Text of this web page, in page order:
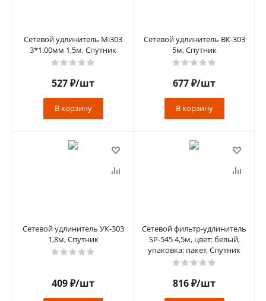
Сетевой удлинитель Mi303
3*1.00мм 1,5м, Спутник
527₽/шт
В корзину
Сетевой удлинитель ВК-303
5м, Спутник
677₽/шт
В корзину
Сетевой удлинитель УК-303
1,8м, Спутник
409₽/шт
Сетевой фильтр-удлинитель
SP-545 4,5м, цвет: белый,
упаковка: пакет, Спутник
816₽/шт